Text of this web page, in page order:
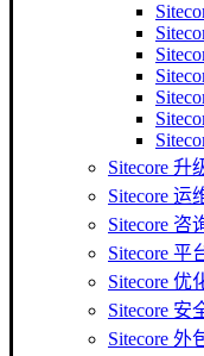
Sitecore 升
Sitecore 运
Sitecore 咨
Sitecore 平
Sitecore 优
Sitecore 安
Sitecore 外